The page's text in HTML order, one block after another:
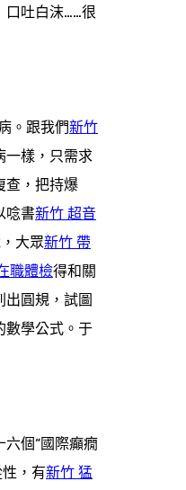
口吐白沫……很
。跟我們新竹
一樣，只需求
查，把持爆
唸書新竹 超音
大眾新竹 帶
職體檢得和關
出圓規，試圖
數學公式。于
六個“國際癲癇
，有新竹 猛